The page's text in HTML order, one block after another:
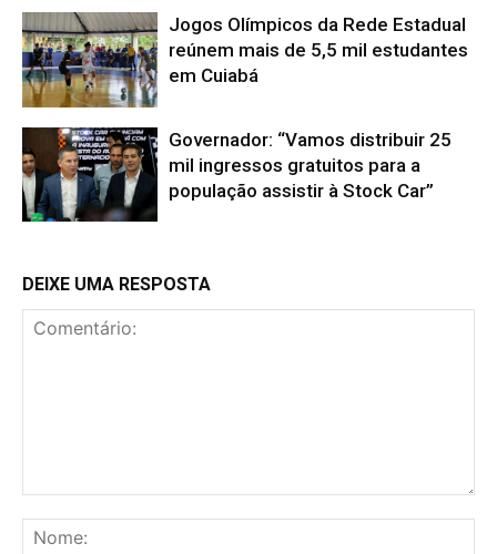
Jogos Olímpicos da Rede Estadual
reúnem mais de 5,5 mil estudantes
em Cuiabá
Governador: “Vamos distribuir 25
mil ingressos gratuitos para a
população assistir à Stock Car”
DEIXE UMA RESPOSTA